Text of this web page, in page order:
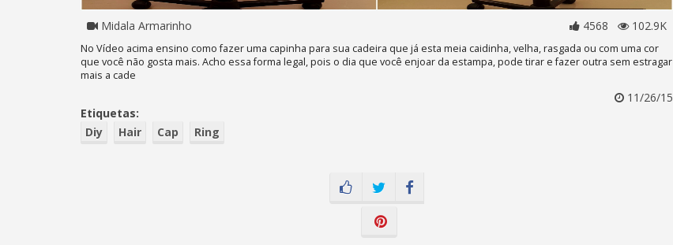
Midala Armarinho 4568 102.9K
No Vídeo acima ensino como fazer uma capinha para sua cadeira que já esta meia caidinha, velha, rasgada ou com uma cor
que você não gosta mais. Acho essa forma legal, pois o dia que você enjoar da estampa, pode tirar e fazer outra sem estragar
mais a cade
11/26/15
Etiquetas:
Diy
Hair Cap Ring